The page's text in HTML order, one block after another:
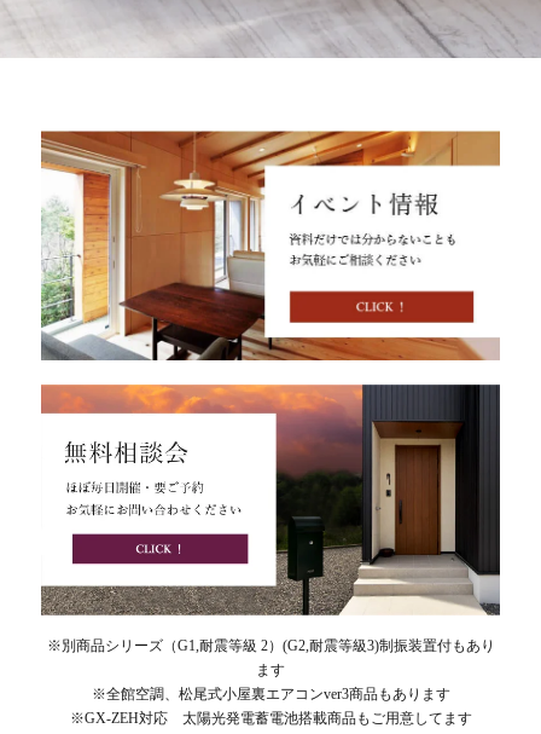
※別商品シリーズ（G1,耐震等級 2）(G2,耐震等級3)制振装置付もあり
ます
※全館空調、松尾式小屋裏エアコンver3商品もあります
※GX-ZEH対応 太陽光発電蓄電池搭載商品もご用意してます